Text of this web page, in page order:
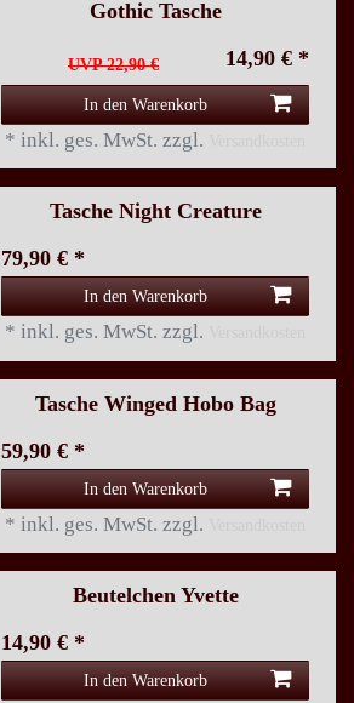
Gothic Tasche
UVP 22,90 € 14,90 € *
In den Warenkorb
* inkl. ges. MwSt. zzgl.
Tasche Night Creature
79,90 € *
In den Warenkorb
* inkl. ges. MwSt. zzgl.
Tasche Winged Hobo Bag
59,90 € *
In den Warenkorb
* inkl. ges. MwSt. zzgl.
Beutelchen Yvette
14,90 € *
In den Warenkorb